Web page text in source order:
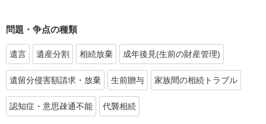
問題・争点の種類
遺言 遺産分割 相続放棄 成年後見(生前の財産管理)
遺留分侵害額請求・放棄 生前贈与 家族間の相続トラブル
認知症・意思疎通不能 代襲相続